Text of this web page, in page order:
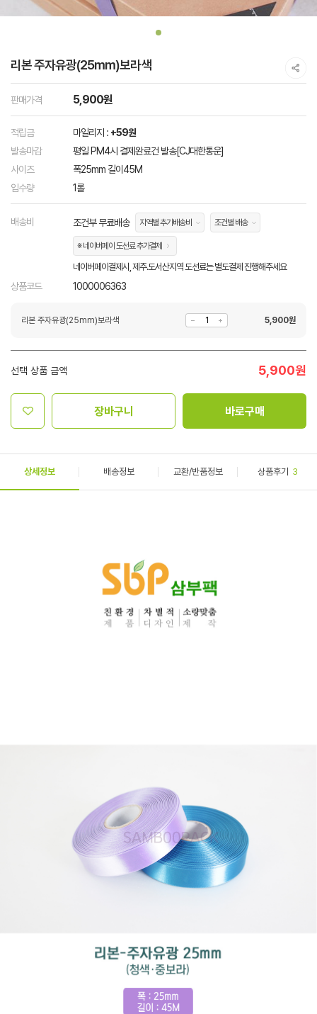
리본 주자유광(25mm)보라색
판매가격 5,900원
적립금 마일리지 : +59원
발송마감
평일 PM4시 결제완료건 발송[CJ대한통운]
사이즈
폭25mm 길이45M
입수량
1롤
배송비 조건부 무료배송 지역별 추가배송비 조건별 배송
※ 네이버페이 도선료 추가결제
네이버페이결제시, 제주.도서산지역 도선료는 별도결제 진행해주세요
상품코드 1000006363
리본 주자유광(25mm)보라색 5,900원
선택 상품 금액 5,900원
장바구니 바로구매
상세정보 배송정보 교환/반품정보 상품후기 3